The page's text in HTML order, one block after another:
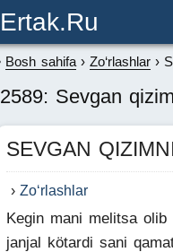
Ertak.ru
Bosh sahifa Zo‘rlashlar
2589: Sevgan
SEVGAN
Zo‘rlashlar
Kegin mani melitsa
janjal kötardi sani